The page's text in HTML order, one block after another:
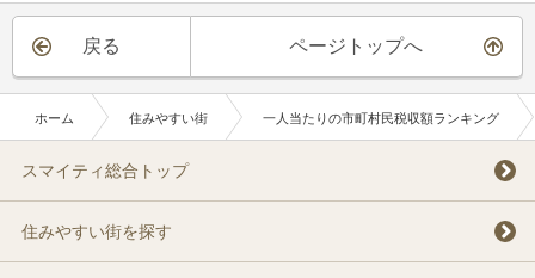
戻る ページトップへ
ホーム 住みやすい街 一人当たりの市町村民税収額ランキング
スマイティ総合トップ
住みやすい街を探す